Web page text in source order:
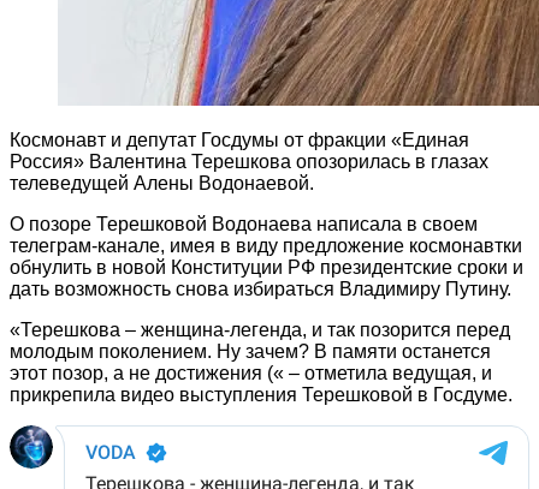
Космонавт и депутат Госдумы от фракции «Единая
Россия» Валентина Терешкова опозорилась в глазах
телеведущей Алены Водонаевой.
О позоре Терешковой Водонаева написала в своем
телеграм-канале, имея в виду предложение космонавтки
обнулить в новой Конституции РФ президентские сроки и
дать возможность снова избираться Владимиру Путину.
«Терешкова – женщина-легенда, и так позорится перед
молодым поколением. Ну зачем? В памяти останется
этот позор, а не достижения (« – отметила ведущая, и
прикрепила видео выступления Терешковой в Госдуме.